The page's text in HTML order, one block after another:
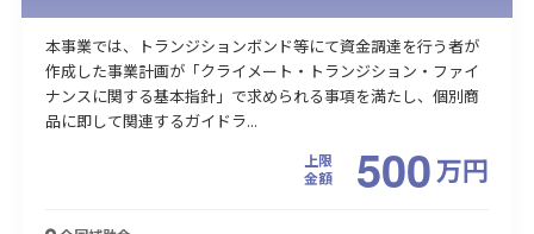
本事業では、トランジションボンド等にて資金調達を行う者が
作成した事業計画が「クライメート・トランジション・ファイ
ナンスに関する基本指針」で求められる事項を満たし、個別商
品に即して関連するガイドラ...
上限
金額
500万円